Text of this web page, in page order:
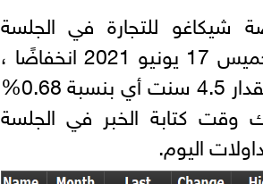
شيكاغو للتجارة في الجلسة
الصباحية لافتتاح جلسة تداولات اليوم الخميس 17 يونيو 2021 انخفاضًا ،
حيث سجل عقد يوليو للتداول انخفاضًا بمقدار 4.5 سنت أي بنسبة 0.68%
ذلك وقت كتابة الخبر في الجلسة
اليوم.